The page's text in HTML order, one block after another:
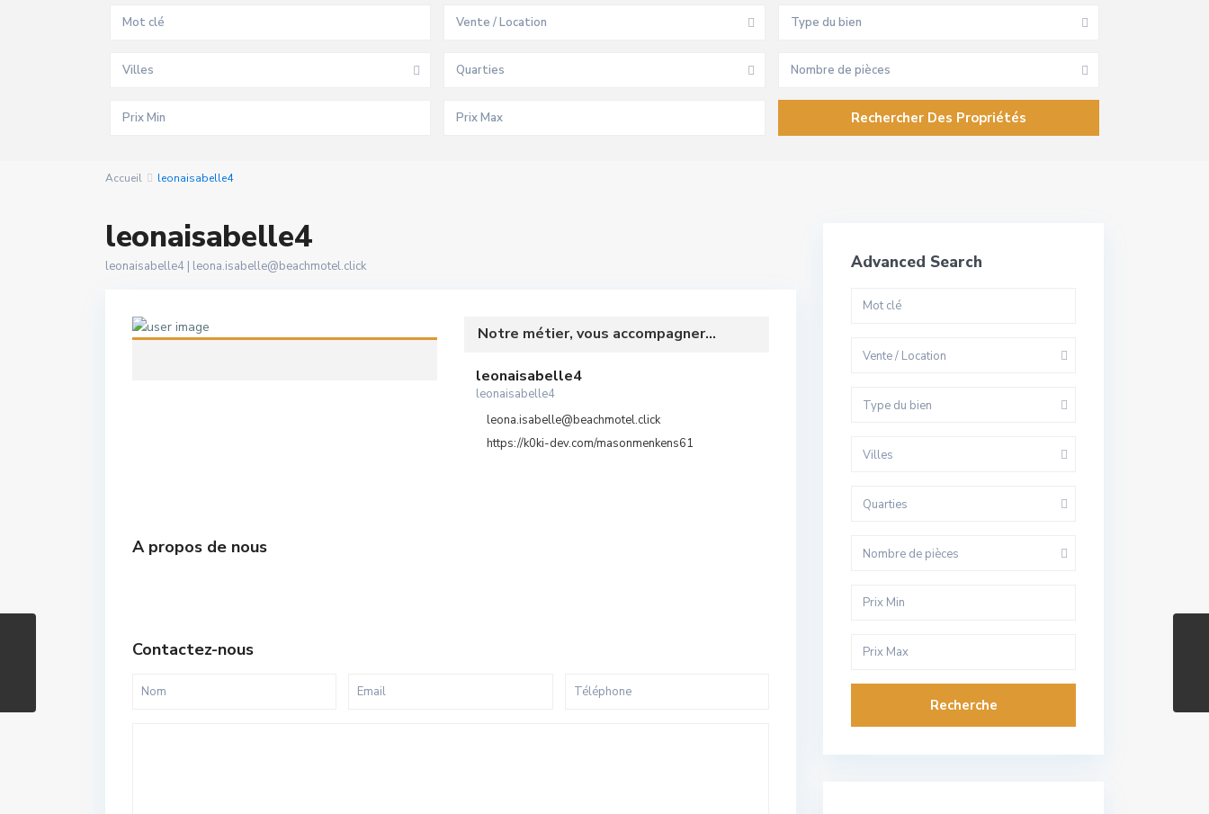
Vente / Location Type du bien
Villes Quarties Nombre de pièces
Accueil leonaisabelle4
leonaisabelle4
leonaisabelle4 | leona.isabelle@beachmotel.click
Notre métier, vous accompagner...
leonaisabelle4
leonaisabelle4
leona.isabelle@beachmotel.click
https://k0ki-dev.com/masonmenkens61
A propos de nous
Contactez-nous
Advanced Search
Vente / Location
Type du bien
Villes
Quarties
Nombre de pièces
Recherche